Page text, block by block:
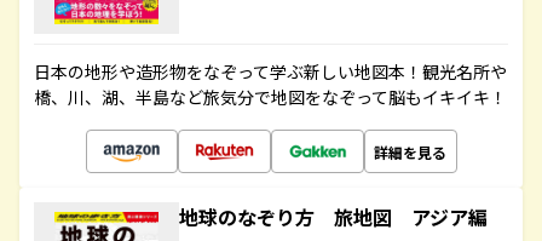
日本の地形や造形物をなぞって学ぶ新しい地図本！観光名所や
橋、川、湖、半島など旅気分で地図をなぞって脳もイキイキ！
詳細を見る
地球のなぞり方 旅地図 アジア編